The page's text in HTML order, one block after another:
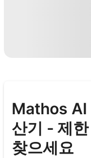
Mathos AI
산기 - 제
찾으세요